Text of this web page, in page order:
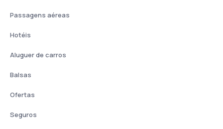
Passagens aéreas
Hotéis
Aluguer de carros
Balsas
Ofertas
Seguros